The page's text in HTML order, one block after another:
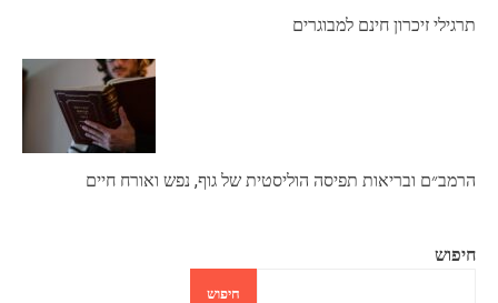
תרגילי זיכרון חינם למבוגרים
הרמב״ם ובריאות תפיסה הוליסטית של גוף, נפש ואורח חיים
חיפוש
חיפוש